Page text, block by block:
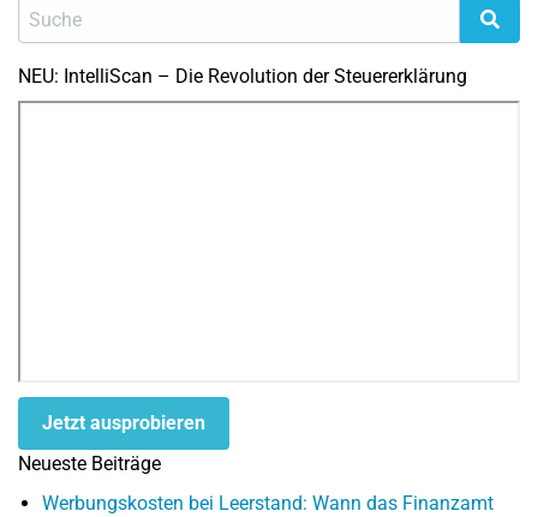
NEU: IntelliScan – Die Revolution der Steuererklärung
Jetzt ausprobieren
Neueste Beiträge
Werbungskosten bei Leerstand: Wann das Finanzamt